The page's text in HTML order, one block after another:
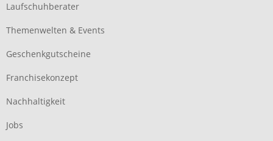
Laufschuhberater
Themenwelten & Events
Geschenkgutscheine
Franchisekonzept
Nachhaltigkeit
Jobs